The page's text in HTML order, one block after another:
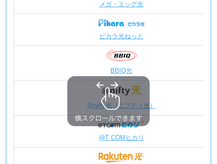
メガ・エッグ光
ピカラ光ねっと
BBIQ光
@nifty光（ニフティ光）
@T COMヒカリ